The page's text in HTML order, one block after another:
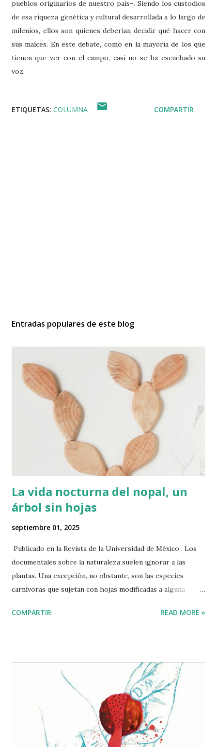
pueblos originarios de nuestro país–. Siendo los custodios
de esa riqueza genética y cultural desarrollada a lo largo de
milenios, ellos son quienes deberían decidir qué hacer con
sus maíces. En este debate, como en la mayoría de los que
tienen que ver con el campo, casi no se ha escuchado su
voz.
ETIQUETAS: COLUMNA COMPARTIR
Entradas populares de este blog
La vida nocturna del nopal, un
árbol sin hojas
septiembre 01, 2025
Publicado en la Revista de la Universidad de México . Los
documentales sobre la naturaleza suelen ignorar a las
plantas. Una excepción, no obstante, son las especies
carnívoras que sujetan con hojas modificadas a alguna
fama. Por su parte, en las películas, la vegetación también
ser escenografía. Vienen a la mente, por ejemplo, esos
paisajes de nopales y magueyes de las películas mexicanas
con temática rural producidas a mediados del siglo XX.
Pero la presencia de estas plantas no se limita al cine
nacional, también aparecen en filmes situados en la región
mediterránea de Europa y África: desde Il gattopardo (1963)
COMPARTIR READ MORE »